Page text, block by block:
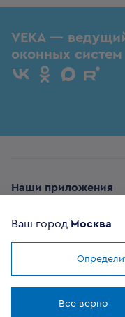
Мы
VEKA —
оконных систем
Наши приложения
Ваш город Москва
Все верно